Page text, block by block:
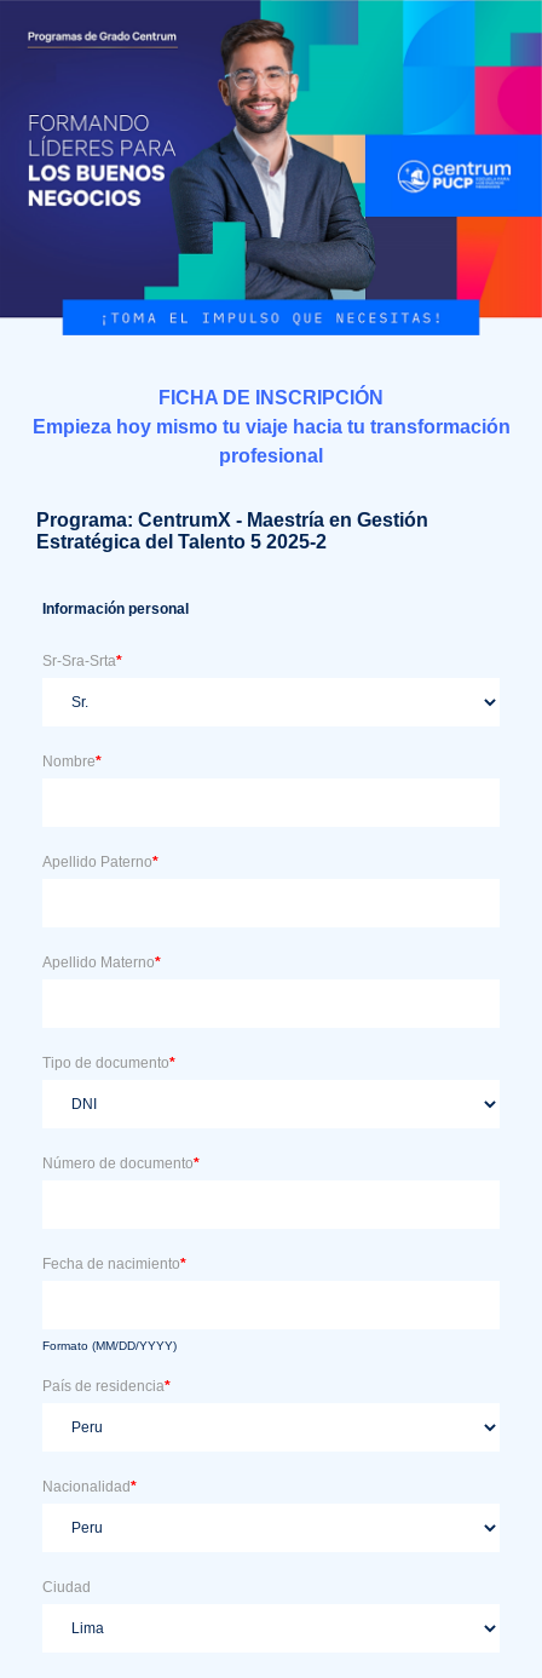
FICHA DE INSCRIPCIÓN
Empieza hoy mismo tu viaje hacia tu transformación
profesional
Programa: CentrumX - Maestría en Gestión
Estratégica del Talento 5 2025-2
Información personal
Sr-Sra-Srta*
Nombre*
Apellido Paterno*
Apellido Materno*
Tipo de documento*
Número de documento*
Fecha de nacimiento*
Formato (MM/DD/YYYY)
País de residencia*
Nacionalidad*
Ciudad